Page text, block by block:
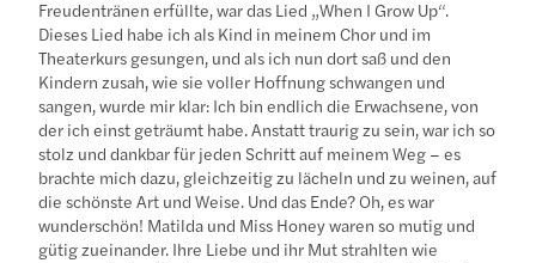
Freudentränen erfüllte, war das Lied „When I Grow Up“.
Dieses Lied habe ich als Kind in meinem Chor und im
Theaterkurs gesungen, und als ich nun dort saß und den
Kindern zusah, wie sie voller Hoffnung schwangen und
sangen, wurde mir klar: Ich bin endlich die Erwachsene, von
der ich einst geträumt habe. Anstatt traurig zu sein, war ich so
stolz und dankbar für jeden Schritt auf meinem Weg – es
brachte mich dazu, gleichzeitig zu lächeln und zu weinen, auf
die schönste Art und Weise. Und das Ende? Oh, es war
wunderschön! Matilda und Miss Honey waren so mutig und
gütig zueinander. Ihre Liebe und ihr Mut strahlten wie